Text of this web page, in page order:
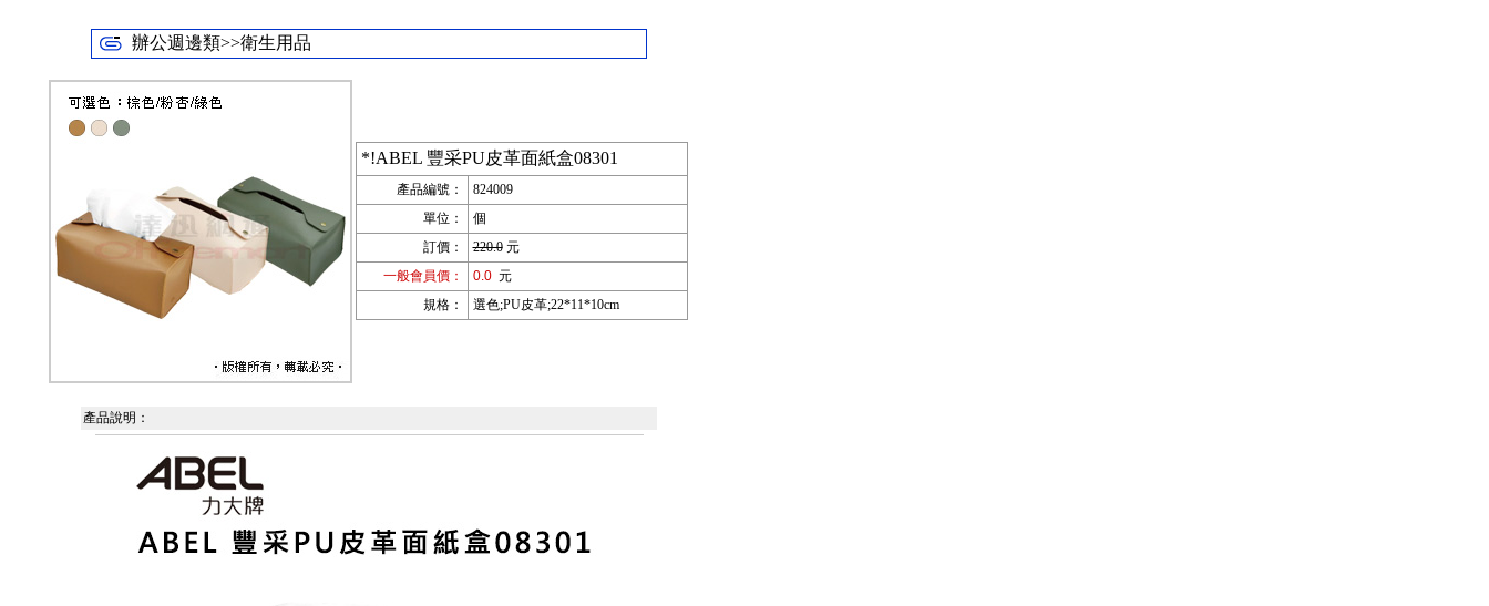
辦公週邊類>>衛生用品
*!ABEL 豐采PU皮革面紙盒08301
產品編號：
824009
單位：
個
訂價：
220.0元
一般會員價：
0.0 元
規格：
選色;PU皮革;22*11*10cm
產品說明：